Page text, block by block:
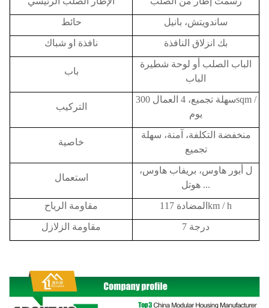
حائط ساندويتش، بانيل
نافذة او شباك بك انزلاق النافذة
باب
الباب الصلب أو لوحة شطيرة
الباب
التركيب
سهلة تجميع، 4 العمال 300sqm /
يوم
خاصية
منخفضة التكلفة، آمنة، سهلة
تجميع
استعمال
ل أبور هاوس، بريفاب هاوس،
هوتل ...
مقاومة الرياح المضادة 117km / h
مقاومة الزلازل 7 درجة